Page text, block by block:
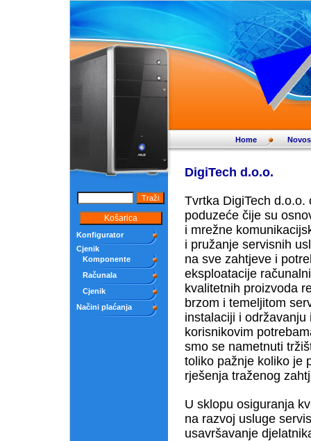
Konfigurator
Cjenik
Komponente
Računala
Cjenik
Načini plaćanja
Home
DigiTech d.o.o.
Tvrtka DigiTech
poduzeće čije su
i mrežne
i pružanje servisnih
na sve zahtjeve i
eksploatacije
kvalitetnih proizvoda
brzom i temeljitom
instalaciji i
korisnikovim
smo se nametnuti
toliko pažnje koliko je
rješenja traženog
U sklopu osiguranja
na razvoj usluge
usavršavanje